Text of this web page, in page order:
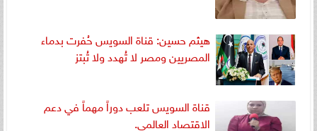
هيثم حسين: قناة السويس حُفرت بدماء
المصريين ومصر لا تُهدد ولا تُبتز
قناة السويس تلعب دوراً مهماً في دعم
الاقتصاد العالمي.